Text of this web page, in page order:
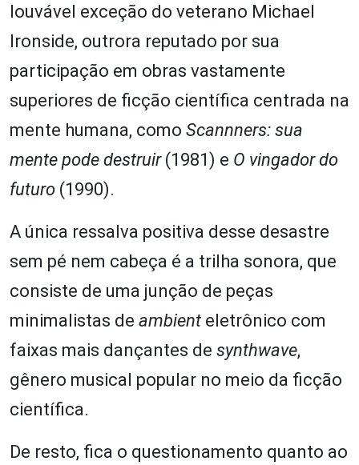
louvável exceção do veterano Michael
Ironside, outrora reputado por sua
participação em obras vastamente
superiores de ficção científica centrada na
mente humana, como Scannners: sua
mente pode destruir(1981) e O vingador do
futuro (1990).
A única ressalva positiva desse desastre
sem pé nem cabeça é a trilha sonora, que
consiste de uma junção de peças
minimalistas de ambient eletrônico com
faixas mais dançantes de synthwave,
gênero musical popular no meio da ficção
científica.
De resto, fica o questionamento quanto ao